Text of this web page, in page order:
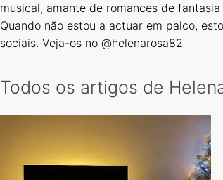
musical, amante de romances de
Quando não estou a actuar em palco,
sociais. Veja-os no @helenarosa82
Todos os artigos de